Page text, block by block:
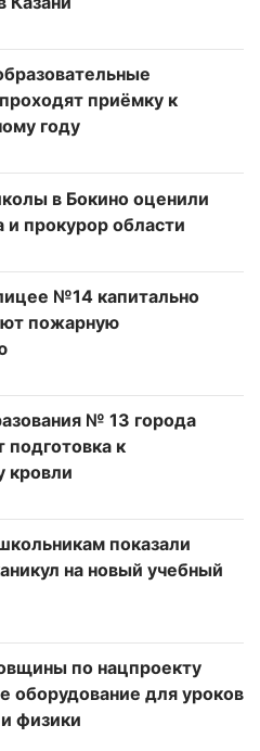
приёмку к
году
в Бокино оценили
и прокурор области
№14 капитально
пожарную
№ 13 города
подготовка к
кровли
показали
на новый учебный
по нацпроекту
оборудование для уроков
физики